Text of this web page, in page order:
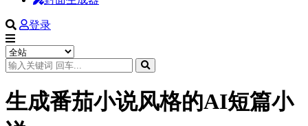
登录
生成番茄小说风格的AI短篇小